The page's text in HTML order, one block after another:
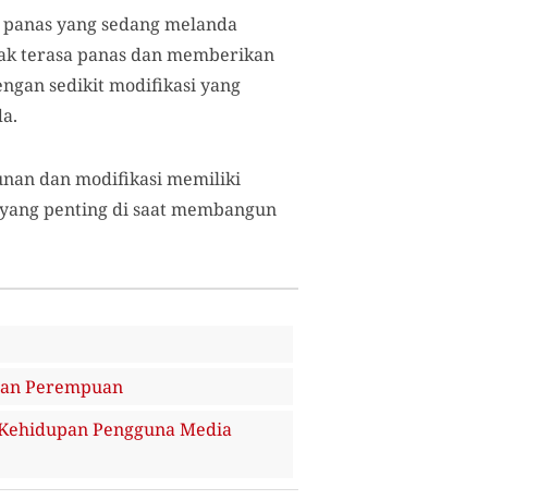
yang sedang melanda
terasa panas dan memberikan
sedikit modifikasi yang
dan modifikasi memiliki
penting di saat membangun
Perempuan
Pengguna Media